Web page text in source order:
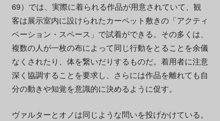
69）では、実際に着られる作品が用意されていて、観
客は展示室内に設けられたカーペット敷きの「アクティ
ベーション・スペース」で試着ができる。その多くは、
複数の人が一枚の布によって同じ行動をとることを余儀
なくされたり、体を繋いだりするものだ。着用者に注意
深く協調することを要求し、さらには作品を離れても自
分の動きや知覚を意識的に決めるように促す。
ヴァルターとオノは同じような問いを投げかけている。